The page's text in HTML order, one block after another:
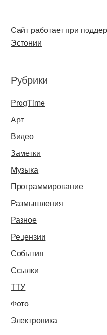
Сайт работает при
Эстонии
Рубрики
ProgTime
Арт
Видео
Заметки
Музыка
Программирование
Размышления
Разное
Рецензии
События
Ссылки
ТТУ
Фото
Электроника